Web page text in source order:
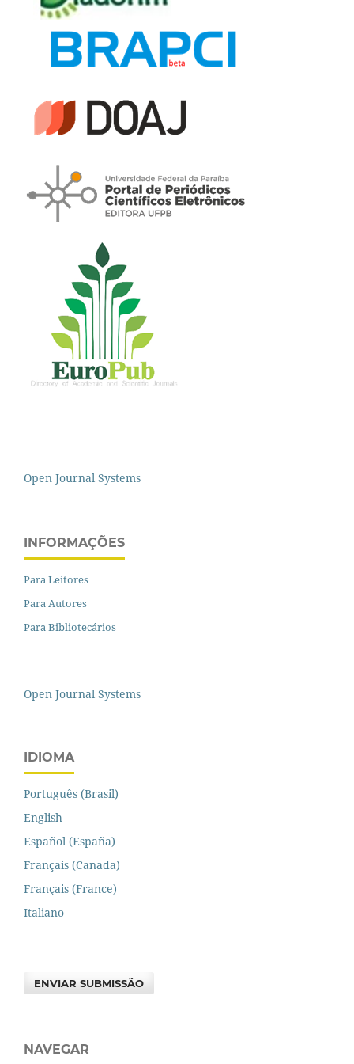
Open Journal Systems
INFORMAÇÕES
Para Leitores
Para Autores
Para Bibliotecários
Open Journal Systems
IDIOMA
Português (Brasil)
English
Español (España)
Français (Canada)
Français (France)
Italiano
ENVIAR SUBMISSÃO
NAVEGAR